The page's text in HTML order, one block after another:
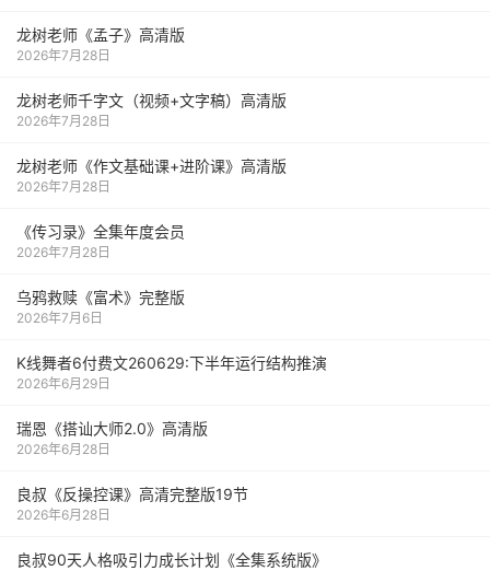
龙树老师《孟子》高清版
2026年7月28日
龙树老师千字文（视频+文字稿）高清版
2026年7月28日
龙树老师《作文基础课+进阶课》高清版
2026年7月28日
《传习录》全集年度会员
2026年7月28日
乌鸦救赎《富术》完整版
2026年7月6日
K线舞者6付费文260629:下半年运行结构推演
2026年6月29日
瑞恩《搭讪大师2.0》高清版
2026年6月28日
良叔《反操控课》高清完整版19节
2026年6月28日
良叔90天人格吸引力成长计划《全集系统版》